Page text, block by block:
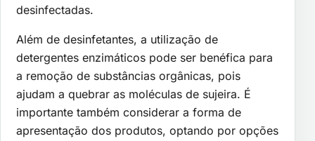
desinfectadas.
Além de desinfetantes, a utilização de
detergentes enzimáticos pode ser benéfica para
a remoção de substâncias orgânicas, pois
ajudam a quebrar as moléculas de sujeira. É
importante também considerar a forma de
apresentação dos produtos, optando por opções